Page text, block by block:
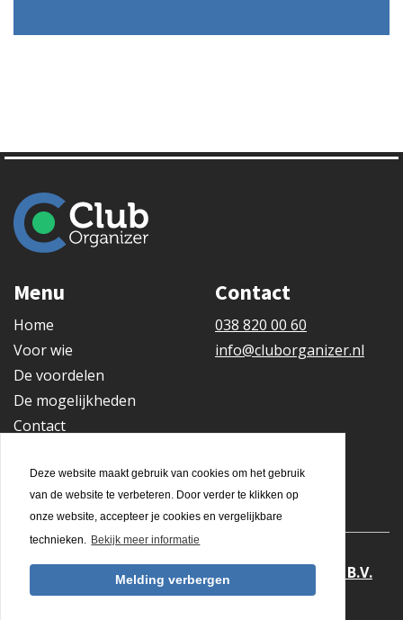
Deze website maakt gebruik van cookies om het gebruik
van de website te verbeteren. Door verder te klikken op
onze website, accepteer je cookies en vergelijkbare
technieken. Bekijk meer informatie
Melding verbergen
Menu
Home
Voor wie
De voordelen
De mogelijkheden
Contact
Contact
038 820 00 60
info@cluborganizer.nl
Club Organizer is een product van Expedient B.V.